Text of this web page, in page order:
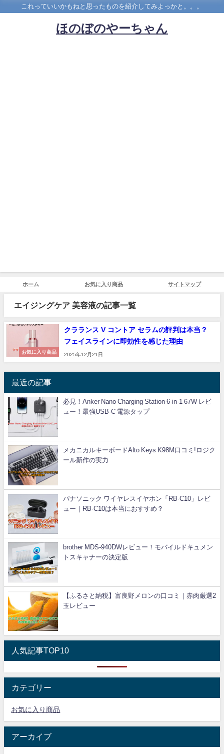
これっていいかもねと思ったものを紹介してみよっかと。。。
ほのぼのやーちゃん
ホーム お気に入り商品 サイトマップ
エイジングケア 美容液の記事一覧
お気に入り商品
クラランス V コントア セラムの評判は本当？
フェイスラインに即効性を感じた理由
2025年12月21日
最近の記事
必見！Anker Nano Charging Station 6-in-1 67W レビ
ュー！最強USB-C 電源タップ
メカニカルキーボードAlto Keys K98M口コミ!ロジク
ール新作の実力
パナソニック ワイヤレスイヤホン「RB-C10」レビ
ュー｜RB-C10は本当におすすめ？
brother MDS-940DWレビュー！モバイルドキュメン
トスキャナーの決定版
【ふるさと納税】富良野メロンの口コミ｜赤肉厳選2
玉レビュー
人気記事TOP10
カテゴリー
お気に入り商品
アーカイブ